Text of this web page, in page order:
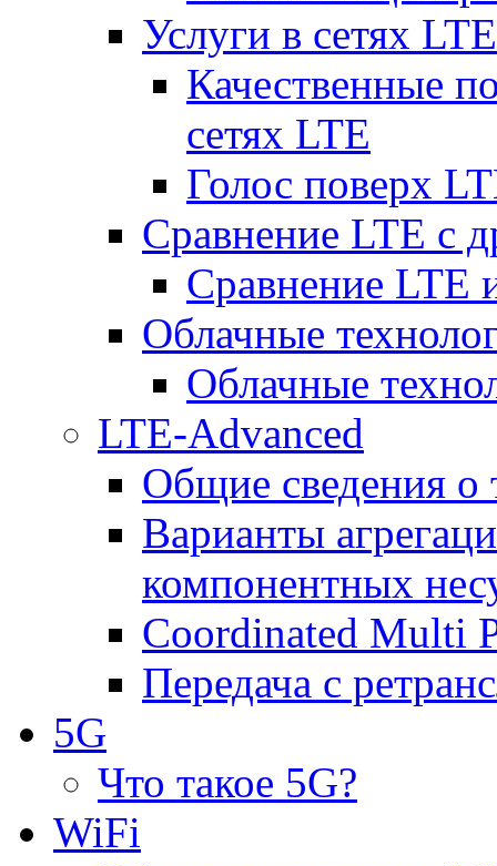
Услуги в сетях LTE
Качественные
сетях LTE
Голос поверх
Сравнение LTE с
Сравнение LTE
Облачные
Облачные
LTE-Advanced
Общие сведения о
Варианты
компонентных
Coordinated Multi
Передача с
5G
Что такое 5G?
WiFi